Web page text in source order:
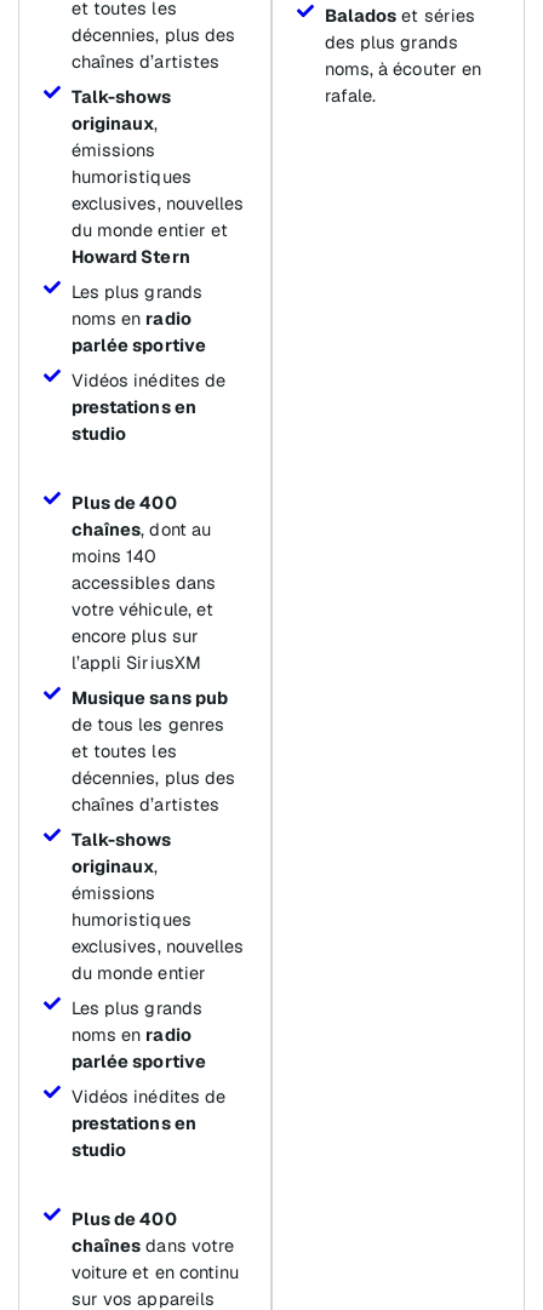
et toutes les
décennies, plus des
chaînes d’artistes
Talk-shows
originaux,
émissions
humoristiques
exclusives, nouvelles
du monde entier et
Howard Stern
Les plus grands
noms en radio
parlée sportive
Vidéos inédites de
prestations en
studio
Plus de 400
chaînes, dont au
moins 140
accessibles dans
votre véhicule, et
encore plus sur
l’appli SiriusXM
Musique sans pub
de tous les genres
et toutes les
décennies, plus des
chaînes d’artistes
Talk-shows
originaux,
émissions
humoristiques
exclusives, nouvelles
du monde entier
Les plus grands
noms en radio
parlée sportive
Vidéos inédites de
prestations en
studio
Plus de 400
chaînes dans votre
voiture et en continu
sur vos appareils
Balados et séries
des plus grands
noms, à écouter en
rafale.